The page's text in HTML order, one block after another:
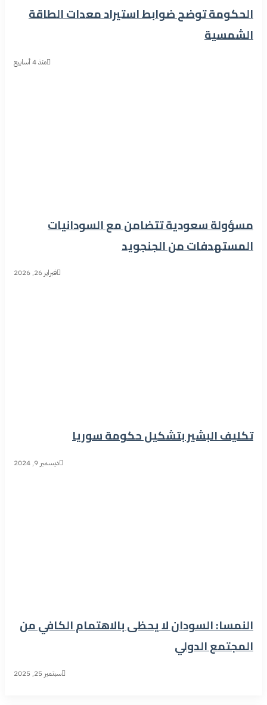
الحكومة توضح ضوابط استيراد معدات الطاقة
الشمسية
منذ 4 أسابيع
مسؤولة سعودية تتضامن مع السودانيات
المستهدفات من الجنجويد
فبراير 26, 2026
تكليف البشير بتشكيل حكومة سوريا
ديسمبر 9, 2024
النمسا: السودان لا يحظى بالاهتمام الكافي من
المجتمع الدولي
سبتمبر 25, 2025